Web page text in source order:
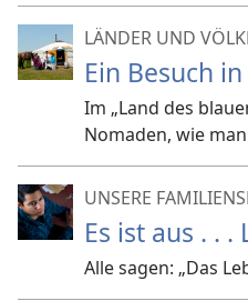
LÄNDER UND
Ein Besuch
Im „Land des
Nomaden, wie
UNSERE
Es ist aus . .
Alle sagen: „Das